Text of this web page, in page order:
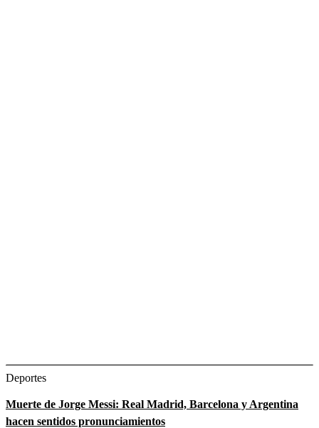
Deportes
Muerte de Jorge Messi: Real Madrid, Barcelona y Argentina
hacen sentidos pronunciamientos